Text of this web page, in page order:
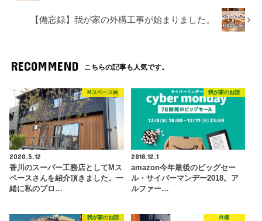
【備忘録】我が家の外構工事が始まりました。
RECOMMEND こちらの記事も人気です。
Mスペース㈱
2020.5.12
香川のスーパー工務店としてMス
ペースさんを紹介頂きました。一
緒に私のブロ…
我が家のお話
2018.12.1
amazon今年最後のビッグセー
ル・サイバーマンデー2018。ア
ルファー…
我が家のお話 外構